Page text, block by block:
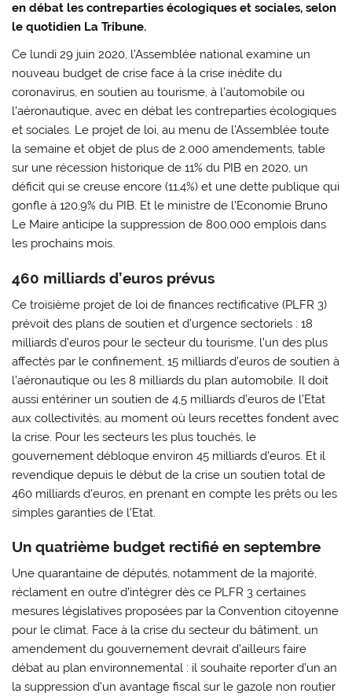
en débat les contreparties écologiques et sociales, selon
le quotidien La Tribune.
Ce lundi 29 juin 2020, l’Assemblée national examine un
nouveau budget de crise face à la crise inédite du
coronavirus, en soutien au tourisme, à l’automobile ou
l’aéronautique, avec en débat les contreparties écologiques
et sociales. Le projet de loi, au menu de l’Assemblée toute
la semaine et objet de plus de 2.000 amendements, table
sur une récession historique de 11% du PIB en 2020, un
déficit qui se creuse encore (11,4%) et une dette publique qui
gonfle à 120,9% du PIB. Et le ministre de l’Economie Bruno
Le Maire anticipe la suppression de 800.000 emplois dans
les prochains mois.
460 milliards d’euros prévus
Ce troisième projet de loi de finances rectificative (PLFR 3)
prévoit des plans de soutien et d’urgence sectoriels : 18
milliards d’euros pour le secteur du tourisme, l’un des plus
affectés par le confinement, 15 milliards d’euros de soutien à
l’aéronautique ou les 8 milliards du plan automobile. Il doit
aussi entériner un soutien de 4,5 milliards d’euros de l’Etat
aux collectivités, au moment où leurs recettes fondent avec
la crise. Pour les secteurs les plus touchés, le
gouvernement débloque environ 45 milliards d’euros. Et il
revendique depuis le début de la crise un soutien total de
460 milliards d’euros, en prenant en compte les prêts ou les
simples garanties de l’Etat.
Un quatrième budget rectifié en septembre
Une quarantaine de députés, notamment de la majorité,
réclament en outre d’intégrer dès ce PLFR 3 certaines
mesures législatives proposées par la Convention citoyenne
pour le climat. Face à la crise du secteur du bâtiment, un
amendement du gouvernement devrait d’ailleurs faire
débat au plan environnemental : il souhaite reporter d’un an
la suppression d’un avantage fiscal sur le gazole non routier